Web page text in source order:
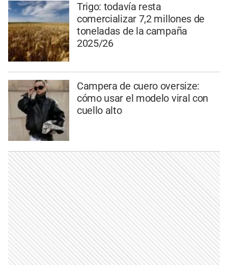
Trigo: todavía resta
comercializar 7,2 millones de
toneladas de la campaña
2025/26
Campera de cuero oversize:
cómo usar el modelo viral con
cuello alto